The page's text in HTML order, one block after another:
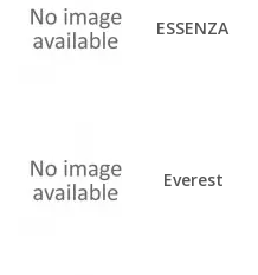
ESSENZA
Everest